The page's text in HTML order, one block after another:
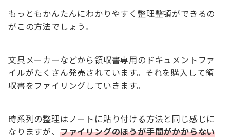
もっともかんたんにわかりやすく整理整頓ができるの
がこの方法でしょう。
文具メーカーなどから領収書専用のドキュメントファ
イルがたくさん発売されています。それを購入して領
収書をファイリングしていきます。
時系列の整理はノートに貼り付ける方法と同じ感じに
なりますが、 ファイリングのほうが手間がかからない